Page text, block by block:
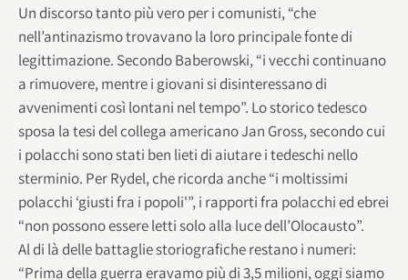
Un discorso tanto più vero per i comunisti, “che
nell’antinazismo trovavano la loro principale fonte di
legittimazione. Secondo Baberowski, “i vecchi continuano
a rimuovere, mentre i giovani si disinteressano di
avvenimenti così lontani nel tempo”. Lo storico tedesco
sposa la tesi del collega americano Jan Gross, secondo cui
i polacchi sono stati ben lieti di aiutare i tedeschi nello
sterminio. Per Rydel, che ricorda anche “i moltissimi
polacchi ‘giusti fra i popoli'”, i rapporti fra polacchi ed ebrei
“non possono essere letti solo alla luce dell’Olocausto”.
Al di là delle battaglie storiografiche restano i numeri:
“Prima della guerra eravamo più di 3,5 milioni, oggi siamo